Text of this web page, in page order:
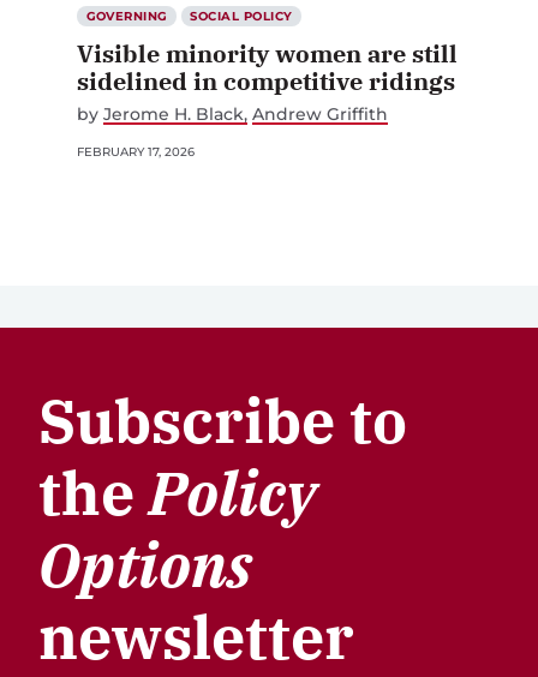
GOVERNING SOCIAL POLICY
Visible minority women are still
sidelined in competitive ridings
by Jerome H. Black Andrew Griffith
FEBRUARY 17, 2026
Subscribe to
thePolicy
Options
newsletter